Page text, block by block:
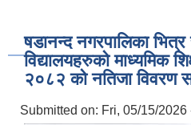
षडानन्द नगरपालिका
विद्यालयहरुको माध्यमिक
२०८२ को नतिजा विवरण
Submitted on: Fri, 05/15/2026